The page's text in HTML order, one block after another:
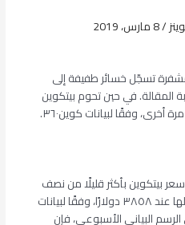
/8 مارس، 2019
– أعلى ٢٠ عملة مشفرة تسجّل خسائر طفيفة إلى
في حين تحوم بيتكوين
بيتكوين بأكثر قليلًا من نصف
في المئة خلال اليوم، حيث تم تداولها عند ٣٨٥٨ دولارًا، وفقًا لبيانات
البياني الأسبوعي، فإن